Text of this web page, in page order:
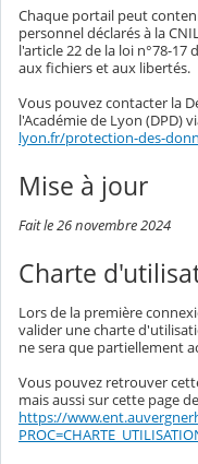
Chaque portail peut
personnel déclarés à la
l'article 22 de la loi n°78-
aux fichiers et aux libertés.
Vous pouvez contacter la
l'Académie de Lyon (DPD)
lyon.fr/protection-des-
Mise à jour
Fait le 26 novembre 2024
Charte
Lors de la première
valider une charte
ne sera que partiellement
Vous pouvez retrouver
mais aussi sur cette page
https://